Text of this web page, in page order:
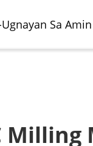
Sa Amin